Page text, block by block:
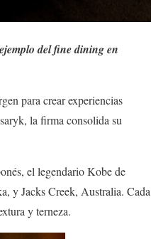
del fine dining en
para crear experiencias
la firma consolida su
el legendario Kobe de
y Jacks Creek, Australia. Cada
y terneza.